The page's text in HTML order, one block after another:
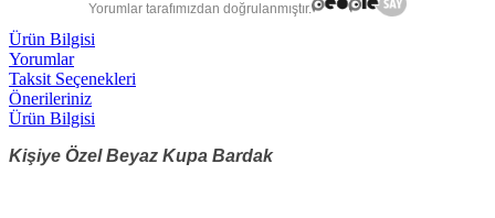
Yorumlar tarafımızdan doğrulanmıştır.
Ürün Bilgisi
Yorumlar
Taksit Seçenekleri
Önerileriniz
Ürün Bilgisi
Kişiye Özel Beyaz Kupa Bardak